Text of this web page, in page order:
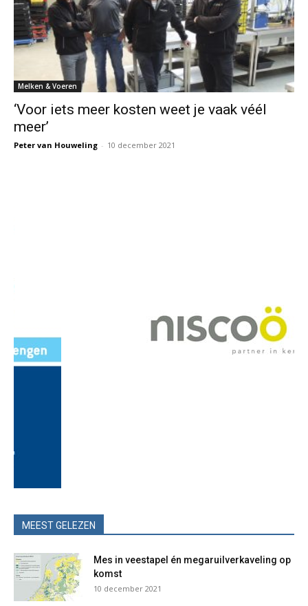
Melken & Voeren
‘Voor iets meer kosten weet je vaak véél
meer’
Peter van Houweling - 10 december 2021
MEEST GELEZEN
Mes in veestapel én megaruilverkaveling op
komst
10 december 2021